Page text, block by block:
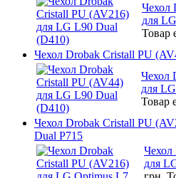
Чехол
для
Товар
Чехол Drobak Cristall PU
Чехол
для
Товар
Чехол Drobak Cristall PU
Dual P715
Чехол
для